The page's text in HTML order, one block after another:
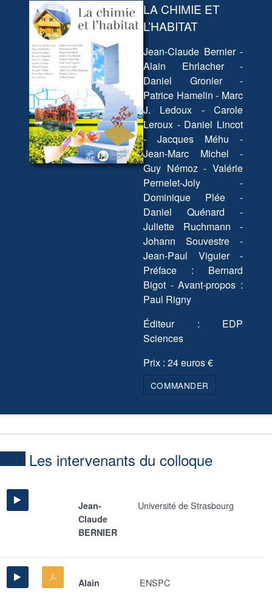
LA CHIMIE ET
L’HABITAT
Jean-Claude Bernier -
Alain Ehrlacher -
Daniel Gronier -
Patrice Hamelin - Marc
J. Ledoux - Carole
Leroux - Daniel Lincot
- Jacques Méhu -
Jean-Marc Michel -
Guy Némoz - Valérie
Pernelet-Joly -
Dominique Plée -
Daniel Quénard -
Juliette Ruchmann -
Johann Souvestre -
Jean-Paul Viguier -
Préface : Bernard
Bigot - Avant-propos :
Paul Rigny
Éditeur : EDP
Sciences
Prix : 24 euros €
COMMANDER
Les intervenants du colloque
Jean-
Claude
BERNIER
Université de Strasbourg
Alain
ENSPC